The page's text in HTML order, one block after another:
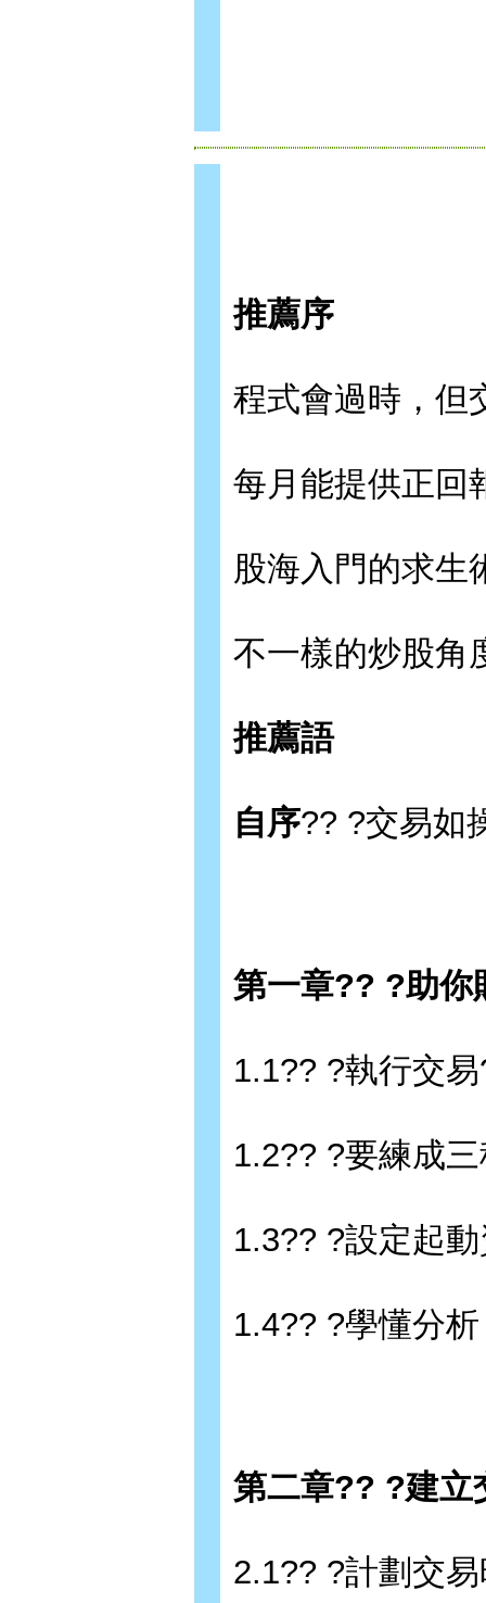
推薦序
程式會過時，但
每月能提供正回
股海入門的求生
不一樣的炒股角
推薦語
自序?? ?交易如
第一章?? ?助你
1.1?? ?執行交
1.2?? ?要練成
1.3?? ?設定起
1.4?? ?學懂分
第二章?? ?建立
2.1?? ?計劃交